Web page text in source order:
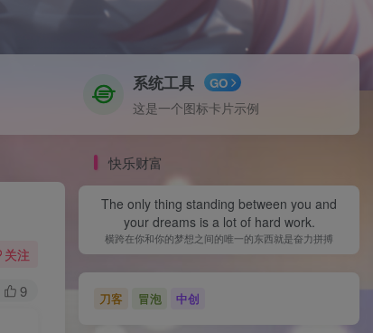
系统工具 GO
这是一个图标卡片示例
关注
9
快乐财富
The only thing standing between you and
your dreams is a lot of hard work.
横跨在你和你的梦想之间的唯一的东西就是奋力拼搏
刀客 冒泡 中创